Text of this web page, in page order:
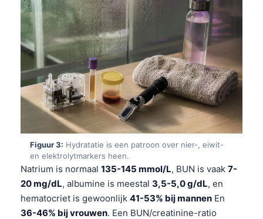
Figuur 3: Hydratatie is een patroon over nier-, eiwit-
en elektrolytmarkers heen.
Natrium is normaal 135-145 mmol/L, BUN is vaak 7-
20 mg/dL, albumine is meestal 3,5-5,0 g/dL, en
hematocriet is gewoonlijk 41-53% bij mannen En
36-46% bij vrouwen. Een BUN/creatinine-ratio